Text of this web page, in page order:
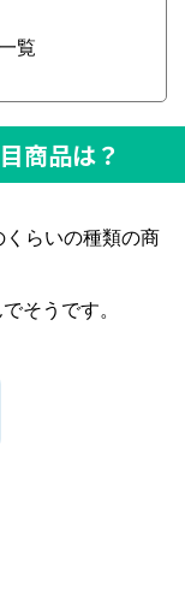
覧
商品は？
らいの種類の商
そうです。